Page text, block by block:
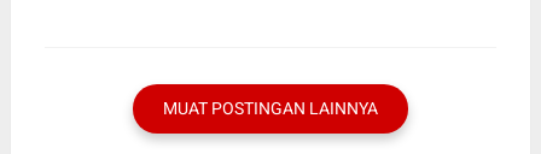
MUAT POSTINGAN LAINNYA